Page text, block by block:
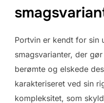
Portvin er kendt for sin
smagsvarianter, der
berømte og elskede
karakteriseret ved sin
kompleksitet, som